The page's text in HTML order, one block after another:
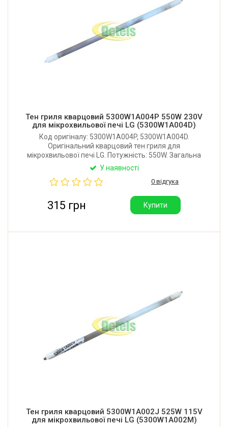
Тен гриля кварцовий 5300W1A004P 550W 230V
для мікрохвильової печі LG (5300W1A004D)
Код оригіналу: 5300W1A004P, 5300W1A004D.
Оригінальний кварцовий тен гриля для
мікрохвильової печі LG. Потужність: 550W. Загальна
довжина: 320 мм.
У наявності
0 відгука
315 грн Купити
Тен гриля кварцовий 5300W1A002J 525W 115V
для мікрохвильової печі LG (5300W1A002M)